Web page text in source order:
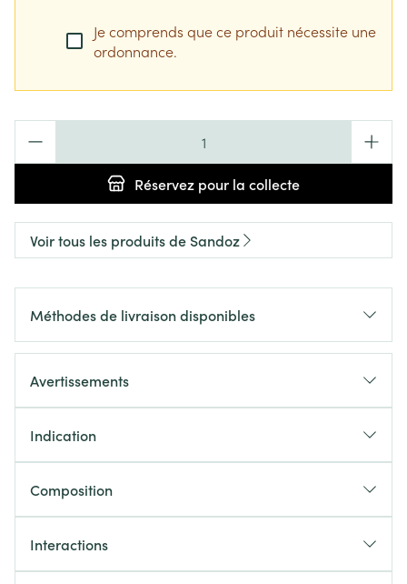
Je comprends que ce produit nécessite une
ordonnance.
Réservez pour la collecte
Voir tous les produits de Sandoz
Méthodes de livraison disponibles
Avertissements
Indication
Composition
Interactions